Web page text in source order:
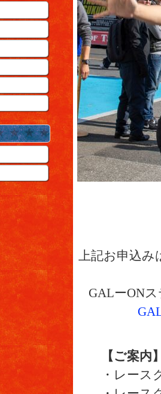
上記お申込み
GALーON
【ご案内
・レー